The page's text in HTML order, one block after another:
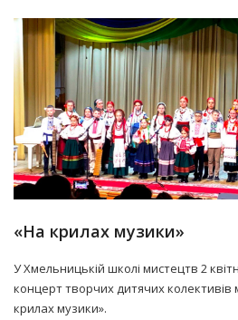
4 Квітня 2025 р. Прес-центр
«На крилах музики»
У Хмельницькій школі мистецтв 2
концерт творчих дитячих колективів
крилах музики».